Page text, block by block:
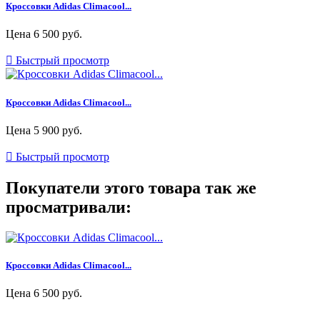
Кроссовки Adidas Climacool...
Цена 6 500 руб.
 Быстрый просмотр
Кроссовки Adidas Climacool...
Цена 5 900 руб.
 Быстрый просмотр
Покупатели этого товара так же
просматривали:
Кроссовки Adidas Climacool...
Цена 6 500 руб.